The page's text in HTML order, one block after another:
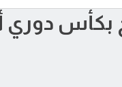
بكأس دوري